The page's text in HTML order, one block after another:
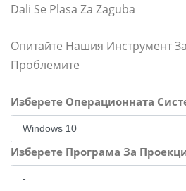
Dali Se Plasa Za Zaguba
Опитайте Нашия Инструмент
Проблемите
Изберете Операционната
Изберете Програма За